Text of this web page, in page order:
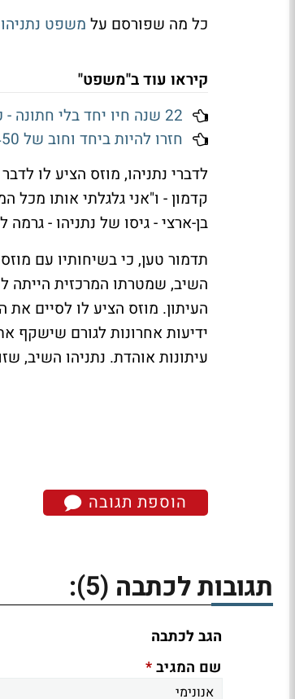
כל מה שפורסם על משפט נתניהו
קיראו עוד ב"משפט"
22 שנה חיו יחד בלי חתונה - כעת הוא יקבל מחצית מהדירה
חזרו להיות ביחד וחוב של 450 אלף שקל שנמחק לה - חזר לחיים
לדברי נתניהו, מוזס הציע לו
קדמון - ו"אני גלגלתי אותו מכל
בן-ארצי - גיסו של נתניהו -
השיב, שמטרתו המרכזית הייתה
העיתון. מוזס הציע לו לסיים
ידיעות אחרונות לגורם שישקף
עיתונות אוהדת. נתניהו השיב,
הוספת תגובה
תגובות לכתבה (5)
:
הגב לכתבה
שם המגיב*